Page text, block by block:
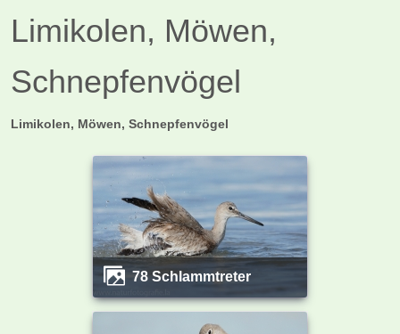
Limikolen, Möwen,
Schnepfenvögel
Limikolen, Möwen, Schnepfenvögel
78 Schlammtreter